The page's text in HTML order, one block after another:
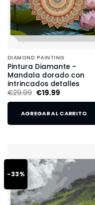
DIAMOND PAINTING
Pintura Diamante –
Mandala dorado con
intrincados detalles
€29.99 €19.99
AGREGAR AL CARRITO
-33%